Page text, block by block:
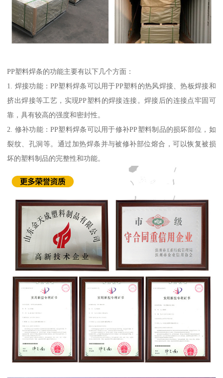
PP塑料焊条的功能主要有以下几个方面：
1. 焊接功能：PP塑料焊条可以用于PP塑料的热风焊接、热板焊接和
挤出焊接等工艺，实现PP塑料的焊接连接。焊接后的连接点牢固可
靠，具有较高的强度和密封性。
2. 修补功能：PP塑料焊条可以用于修补PP塑料制品的损坏部位，如
裂纹、孔洞等。通过加热焊条并与被修补部位熔合，可以恢复被损
坏的塑料制品的完整性和功能。